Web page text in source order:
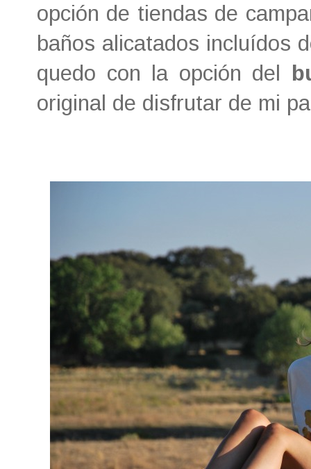
opción de tiendas de
baños alicatados incluídos
quedo con la opción del
original de disfrutar de mi